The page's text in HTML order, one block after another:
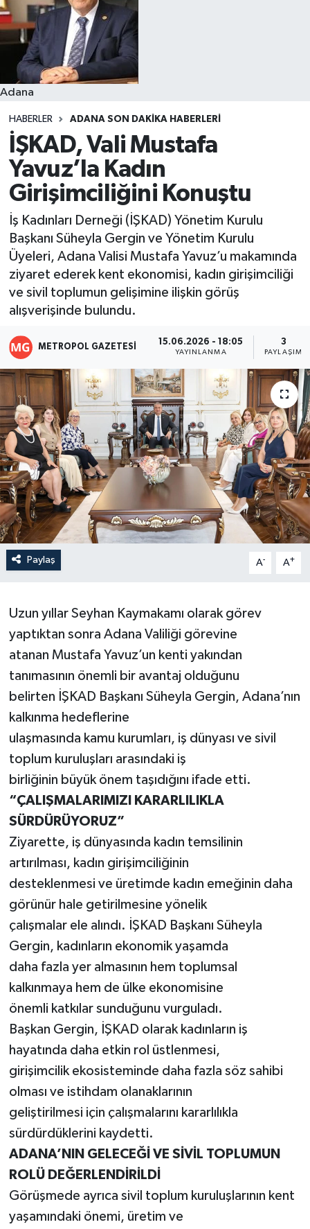
Adana
HABERLER ADANA SON DAKIKA HABERLERI
İŞKAD, Vali Mustafa
Yavuz’la Kadın
Girişimciliğini Konuştu
İş Kadınları Derneği (İŞKAD) Yönetim Kurulu
Başkanı Süheyla Gergin ve Yönetim Kurulu
Üyeleri, Adana Valisi Mustafa Yavuz’u makamında
ziyaret ederek kent ekonomisi, kadın girişimciliği
ve sivil toplumun gelişimine ilişkin görüş
alışverişinde bulundu.
METROPOL GAZETESI 15.06.2026 - 18:05
YAYINLANMA
3
PAYLAŞIM
Paylaş A- A+
Uzun yıllar Seyhan Kaymakamı olarak görev
yaptıktan sonra Adana Valiliği görevine
atanan Mustafa Yavuz’un kenti yakından
tanımasının önemli bir avantaj olduğunu
belirten İŞKAD Başkanı Süheyla Gergin, Adana’nın
kalkınma hedeflerine
ulaşmasında kamu kurumları, iş dünyası ve sivil
toplum kuruluşları arasındaki iş
birliğinin büyük önem taşıdığını ifade etti.
“ÇALIŞMALARIMIZI KARARLILIKLA
SÜRDÜRÜYORUZ”
Ziyarette, iş dünyasında kadın temsilinin
artırılması, kadın girişimciliğinin
desteklenmesi ve üretimde kadın emeğinin daha
görünür hale getirilmesine yönelik
çalışmalar ele alındı. İŞKAD Başkanı Süheyla
Gergin, kadınların ekonomik yaşamda
daha fazla yer almasının hem toplumsal
kalkınmaya hem de ülke ekonomisine
önemli katkılar sunduğunu vurguladı.
Başkan Gergin, İŞKAD olarak kadınların iş
hayatında daha etkin rol üstlenmesi,
girişimcilik ekosisteminde daha fazla söz sahibi
olması ve istihdam olanaklarının
geliştirilmesi için çalışmalarını kararlılıkla
sürdürdüklerini kaydetti.
ADANA’NIN GELECEĞİ VE SİVİL TOPLUMUN
ROLÜ DEĞERLENDİRİLDİ
Görüşmede ayrıca sivil toplum kuruluşlarının kent
yaşamındaki önemi, üretim ve
Resmi İlanlar